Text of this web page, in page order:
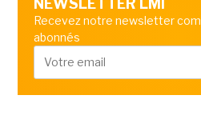
NEWSLETTER LMI
Recevez notre newsletter
abonnés